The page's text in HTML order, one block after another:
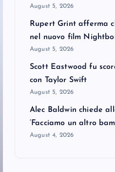
August 5, 2026
Rupert Grint afferma
nel nuovo film
August 5, 2026
Scott Eastwood fu
con Taylor Swift
August 5, 2026
Alec Baldwin chiede
‘Facciamo un altro
August 4, 2026